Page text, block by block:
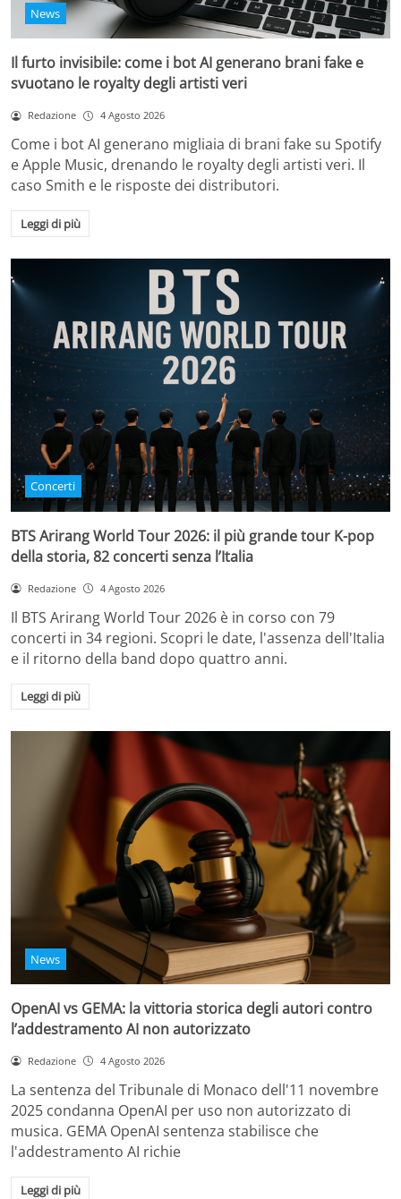
News
Il furto invisibile: come i bot AI generano brani fake e
svuotano le royalty degli artisti veri
Redazione 4 Agosto 2026
Come i bot AI generano migliaia di brani fake su Spotify
e Apple Music, drenando le royalty degli artisti veri. Il
caso Smith e le risposte dei distributori.
Leggi di più
Concerti
BTS Arirang World Tour 2026: il più grande tour K-pop
della storia, 82 concerti senza l’Italia
Redazione 4 Agosto 2026
Il BTS Arirang World Tour 2026 è in corso con 79
concerti in 34 regioni. Scopri le date, l'assenza dell'Italia
e il ritorno della band dopo quattro anni.
Leggi di più
News
OpenAI vs GEMA: la vittoria storica degli autori contro
l’addestramento AI non autorizzato
Redazione 4 Agosto 2026
La sentenza del Tribunale di Monaco dell'11 novembre
2025 condanna OpenAI per uso non autorizzato di
musica. GEMA OpenAI sentenza stabilisce che
l'addestramento AI richie
Leggi di più